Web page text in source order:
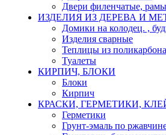
Двери филенчатые,
ИЗДЕЛИЯ ИЗ ДЕРЕВА И
Домики на колодец. ,
Изделия сварные
Теплицы из
Туалеты
КИРПИЧ, БЛОКИ
Блоки
Кирпич
КРАСКИ, ГЕРМЕТИКИ,
Герметики
Грунт-эмаль по